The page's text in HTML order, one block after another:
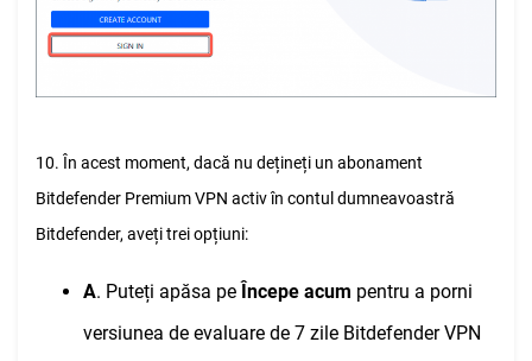
10. În acest moment, dacă nu dețineți un abonament
Bitdefender Premium VPN activ în contul dumneavoastră
Bitdefender, aveți trei opțiuni:
A. Puteți apăsa pe Începe acum pentru a porni
versiunea de evaluare de 7 zile Bitdefender VPN